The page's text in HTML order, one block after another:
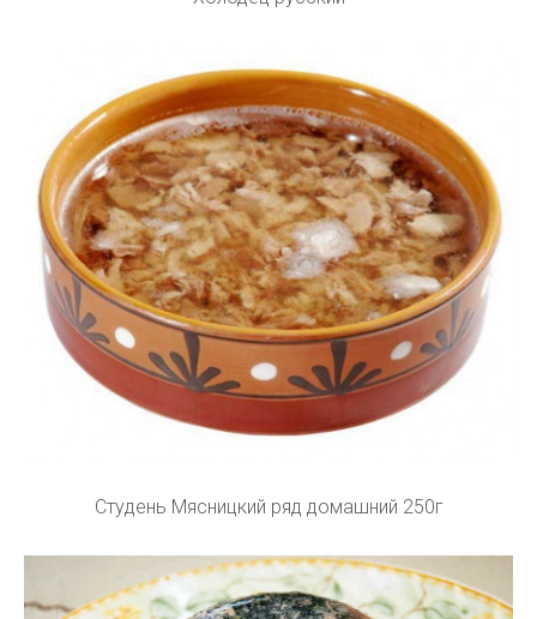
Студень Мясницкий ряд домашний 250г